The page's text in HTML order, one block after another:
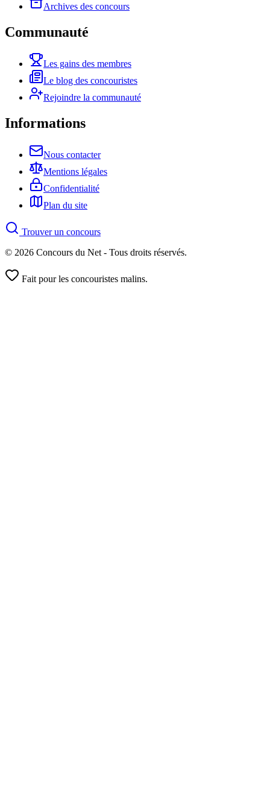
Archives des concours
Communauté
Les gains des membres
Le blog des concouristes
Rejoindre la communauté
Informations
Nous contacter
Mentions légales
Confidentialité
Plan du site
Trouver un concours
© 2026 Concours du Net - Tous droits réservés.
Fait pour les concouristes malins.